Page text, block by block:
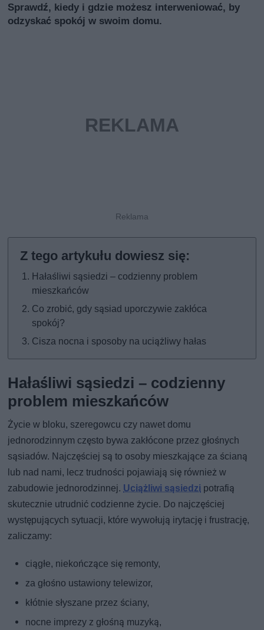
Sprawdź, kiedy i gdzie możesz interweniować, by
odzyskać spokój w swoim domu.
Hałaśliwi sąsiedzi – codzienny problem
mieszkańców
Co zrobić, gdy sąsiad uporczywie zakłóca
spokój?
Cisza nocna i sposoby na uciążliwy hałas
Hałaśliwi sąsiedzi – codzienny
problem mieszkańców
Życie w bloku, szeregowcu czy nawet domu
jednorodzinnym często bywa zakłócone przez głośnych
sąsiadów. Najczęściej są to osoby mieszkające za ścianą
lub nad nami, lecz trudności pojawiają się również w
zabudowie jednorodzinnej. Uciążliwi sąsiedzi potrafią
skutecznie utrudnić codzienne życie. Do najczęściej
występujących sytuacji, które wywołują irytację i frustrację,
zaliczamy:
ciągłe, niekończące się remonty,
za głośno ustawiony telewizor,
kłótnie słyszane przez ściany,
nocne imprezy z głośną muzyką,